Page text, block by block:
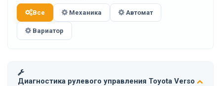
Все Механика Автомат
Вариатор
Диагностика рулевого управления Toyota Verso